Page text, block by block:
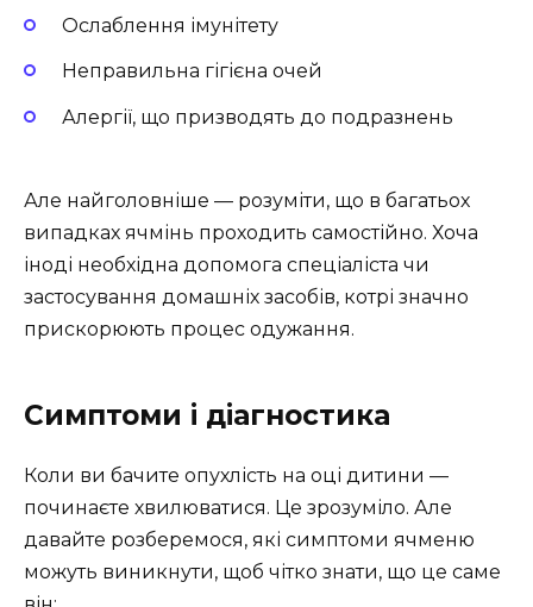
Ослаблення імунітету
Неправильна гігієна очей
Алергії, що призводять до подразнень
Але найголовніше — розуміти, що в багатьох
випадках ячмінь проходить самостійно. Хоча
іноді необхідна допомога спеціаліста чи
застосування домашніх засобів, котрі значно
прискорюють процес одужання.
Симптоми і діагностика
Коли ви бачите опухлість на оці дитини —
починаєте хвилюватися. Це зрозуміло. Але
давайте розберемося, які симптоми ячменю
можуть виникнути, щоб чітко знати, що це саме